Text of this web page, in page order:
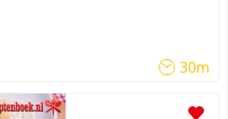
30m